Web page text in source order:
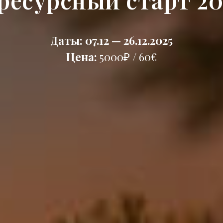
Даты: 07.12 — 26.12.2025
Цена: 5000₽ / 60€